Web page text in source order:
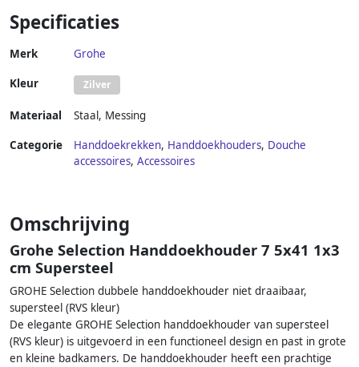
Specificaties
Merk Grohe
Kleur Zilver
Materiaal Staal, Messing
Categorie Handdoekrekken, Handdoekhouders, Douche
accessoires, Accessoires
Omschrijving
Grohe Selection Handdoekhouder 7 5x41 1x3
cm Supersteel
GROHE Selection dubbele handdoekhouder niet draaibaar,
supersteel (RVS kleur)
De elegante GROHE Selection handdoekhouder van supersteel
(RVS kleur) is uitgevoerd in een functioneel design en past in grote
en kleine badkamers. De handdoekhouder heeft een prachtige